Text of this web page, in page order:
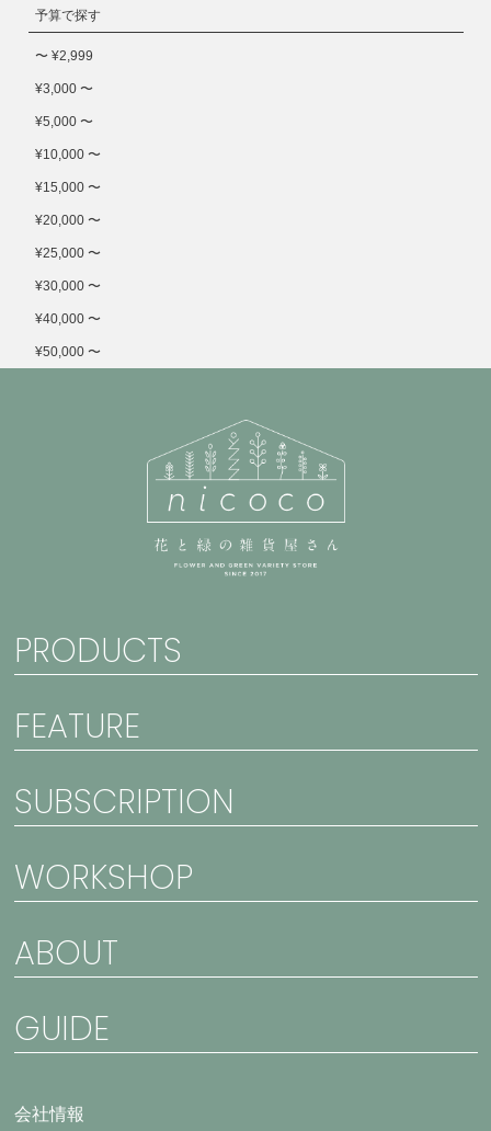
予算で探す
〜 ¥2,999
¥3,000 〜
¥5,000 〜
¥10,000 〜
¥15,000 〜
¥20,000 〜
¥25,000 〜
¥30,000 〜
¥40,000 〜
¥50,000 〜
PRODUCTS
FEATURE
SUBSCRIPTION
WORKSHOP
ABOUT
GUIDE
会社情報